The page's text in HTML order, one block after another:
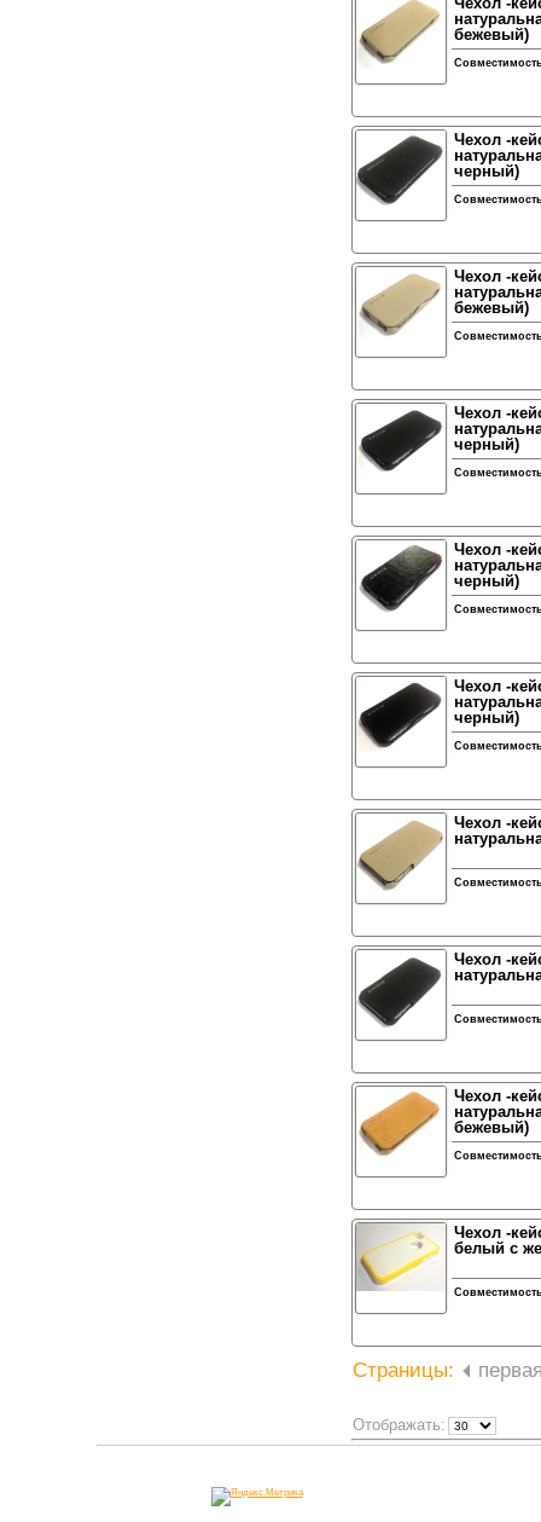
бежевый)
Чехол -
черный)
Чехол -
бежевый)
Чехол -
черный)
Чехол -
черный)
Чехол -
черный)
Чехол -
Чехол -
Чехол -
бежевый)
Чехол -
белый с
Страницы:
Отображать: